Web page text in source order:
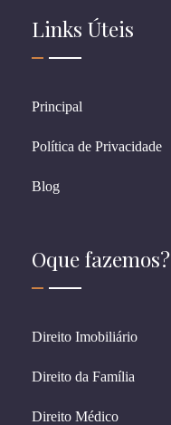
Links Úteis
Principal
Política de Privacidade
Blog
Oque fazemos?
Direito Imobiliário
Direito da Família
Direito Médico